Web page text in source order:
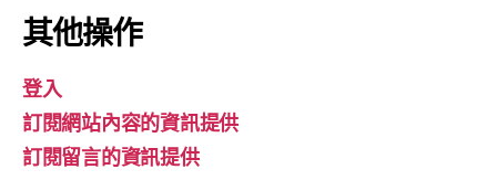
其他操作
登入
訂閱網站內容的資訊提供
訂閱留言的資訊提供